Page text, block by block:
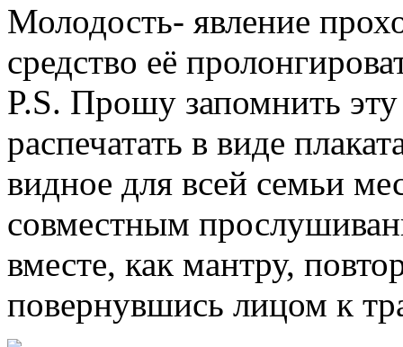
Молодость- явление
средство её
P.S. Прошу запомнить
распечатать в виде
видное для всей семьи
совместным
вместе, как мантру,
повернувшись лицом к